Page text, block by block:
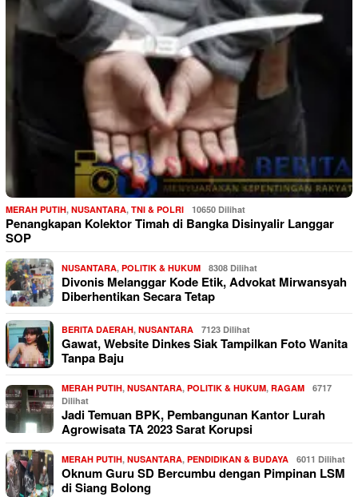
MERAH PUTIH, NUSANTARA, TNI & POLRI 10650 Dilihat
Penangkapan Kolektor Timah di Bangka Disinyalir Langgar
SOP
NUSANTARA, POLITIK & HUKUM 8308 Dilihat
Divonis Melanggar Kode Etik, Advokat Mirwansyah
Diberhentikan Secara Tetap
BERITA DAERAH, NUSANTARA 7123 Dilihat
Gawat, Website Dinkes Siak Tampilkan Foto Wanita
Tanpa Baju
MERAH PUTIH, NUSANTARA, POLITIK & HUKUM, RAGAM
6717
Dilihat
Jadi Temuan BPK, Pembangunan Kantor Lurah
Agrowisata TA 2023 Sarat Korupsi
MERAH PUTIH, NUSANTARA, PENDIDIKAN & BUDAYA 6011 Dilihat
Oknum Guru SD Bercumbu dengan Pimpinan LSM
di Siang Bolong